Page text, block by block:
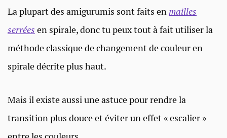
La plupart des amigurumis sont faits en mailles
serrées en spirale, donc tu peux tout à fait utiliser la
méthode classique de changement de couleur en
spirale décrite plus haut.
Mais il existe aussi une astuce pour rendre la
transition plus douce et éviter un effet « escalier »